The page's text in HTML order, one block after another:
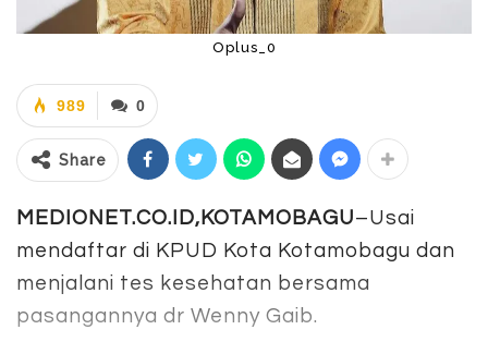
Oplus_0
0
989
Share
MEDIONET.CO.ID,KOTAMOBAGU–Usai
mendaftar di KPUD Kota Kotamobagu dan
menjalani tes kesehatan bersama
pasangannya dr Wenny Gaib.